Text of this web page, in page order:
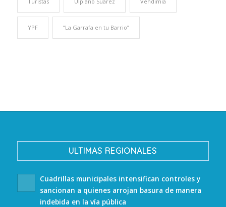
YPF “La Garrafa en tu Barrio”
ULTIMAS REGIONALES
Cuadrillas municipales intensifican controles y
sancionan a quienes arrojan basura de manera
indebida en la vía pública